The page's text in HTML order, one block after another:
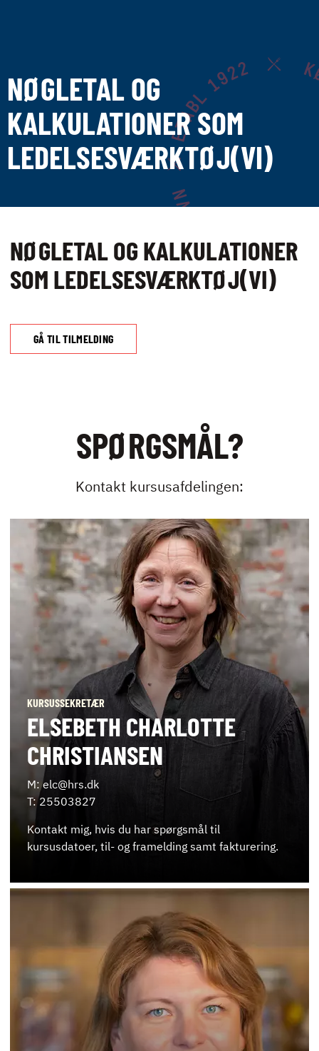
EFTERUDDANNELSE
OG KURSER
ALLE KURSER
EFTER­UDDANNELSER
UDDANNELSER MED
VINAKADEMIET
UDLEJNING OG
EVENTS
NYHEDER
JOBBØRS
FOR VIRKSOMHEDER
ELEVINTRA (LOGIN)
TIDLIGERE ELEV
ENGLISH
NØGLETAL OG
KALKULATIONER SOM
LEDELSESVÆRKTØJ(VI)
NØGLETAL OG KALKULATIONER
SOM LEDELSESVÆRKTØJ(VI)
GÅ TIL TILMELDING
SPØRGSMÅL?
Kontakt kursusafdelingen:
KURSUSSEKRETÆR
ELSEBETH CHARLOTTE
CHRISTIANSEN
M: elc@hrs.dk
T: 25503827
Kontakt mig, hvis du har spørgsmål til
kursusdatoer, til- og framelding samt fakturering.